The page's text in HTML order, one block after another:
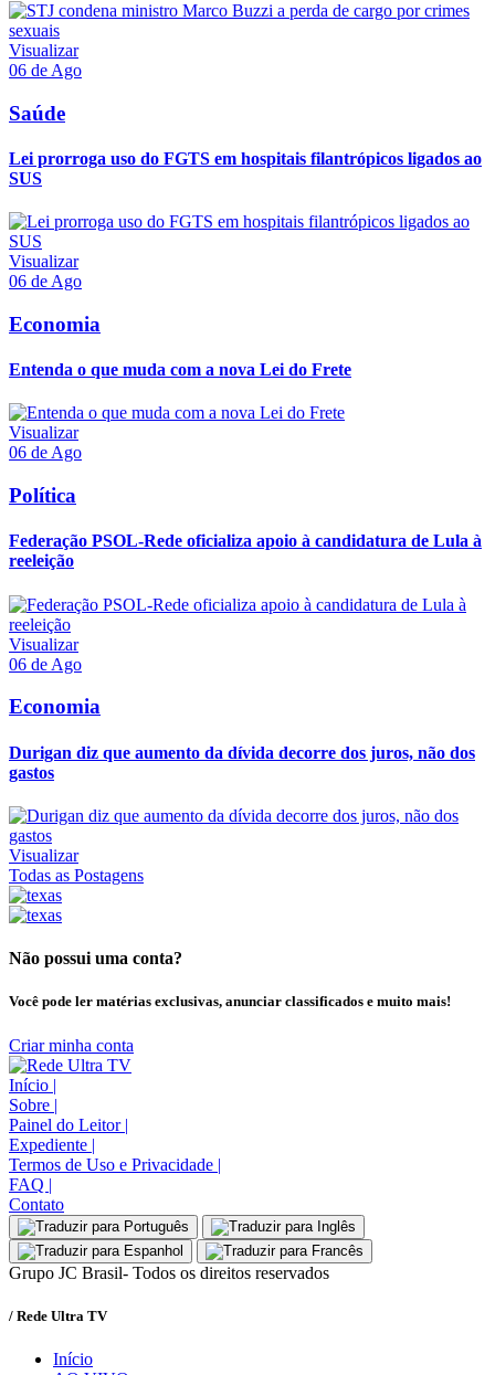
Visualizar
06 de Ago
Saúde
Lei prorroga uso do FGTS em hospitais filantrópicos ligados ao
SUS
Visualizar
06 de Ago
Economia
Entenda o que muda com a nova Lei do Frete
Visualizar
06 de Ago
Política
Federação PSOL-Rede oficializa apoio à candidatura de Lula à
reeleição
Visualizar
06 de Ago
Economia
Durigan diz que aumento da dívida decorre dos juros, não dos
gastos
Visualizar
Todas as Postagens
Não possui uma conta?
Você pode ler matérias exclusivas, anunciar classificados e muito mais!
Criar minha conta
Início |
Sobre |
Painel do Leitor |
Expediente |
Termos de Uso e Privacidade |
FAQ |
Contato
Grupo JC Brasil- Todos os direitos reservados
/ Rede Ultra TV
Início